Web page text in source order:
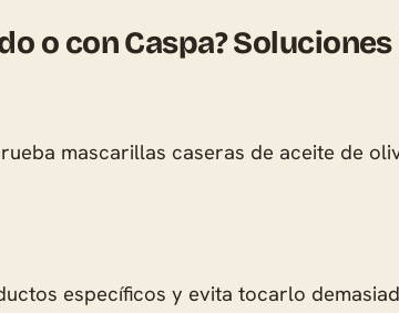
o con Caspa?
mascarillas caseras de aceite de
específicos y evita tocarlo